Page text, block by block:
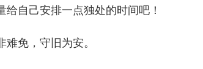
自己安排一点独处的时间吧！
免，守旧为安。